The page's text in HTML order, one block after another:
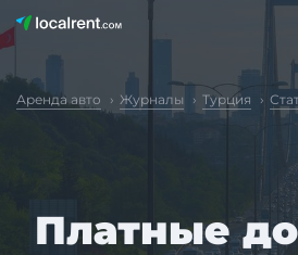
Аренда авто Журналы Турция
Платные